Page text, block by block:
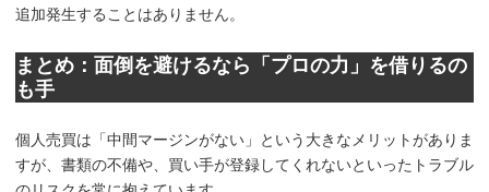
追加発生することはありません。
まとめ：面倒を避けるなら「プロの力」を借りるの
も手
個人売買は「中間マージンがない」という大きなメリットがありま
すが、書類の不備や、買い手が登録してくれないといったトラブル